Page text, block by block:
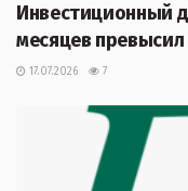
Инвестиционный
месяцев превысил
17.07.2026 7